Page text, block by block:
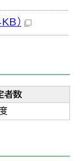
）
者数